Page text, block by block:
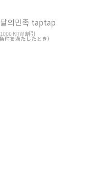
의민족 taptap
1000 KRW 割引
件を満たしたとき）